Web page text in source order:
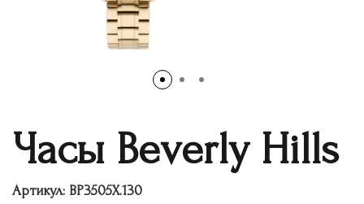
Часы Beverly Hills
Артикул: BP3505Х.130